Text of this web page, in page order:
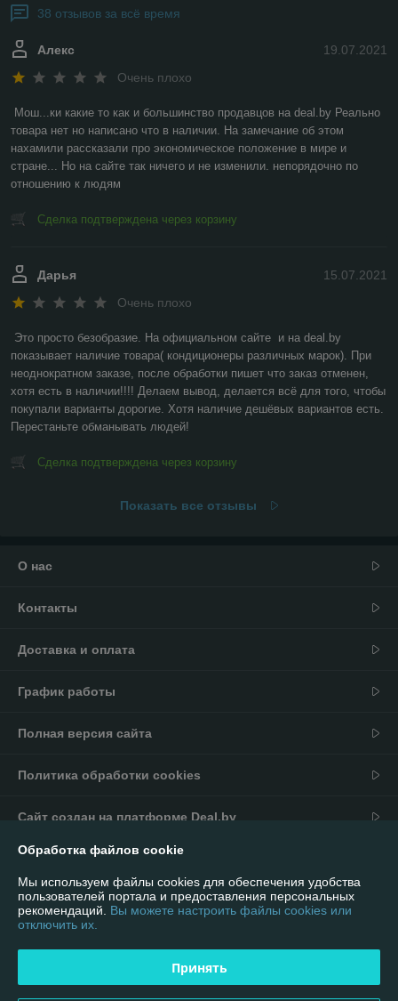
38 отзывов за всё время
19.07.2021
Алекс
Очень плохо
Мош...ки какие то как и большинство продавцов на deal.by Реально
товара нет но написано что в наличии. На замечание об этом
нахамили рассказали про экономическое положение в мире и
стране... Но на сайте так ничего и не изменили. непорядочно по
отношению к людям
Сделка подтверждена через корзину
15.07.2021
Дарья
Очень плохо
Это просто безобразие. На официальном сайте  и на deal.by
показывает наличие товара( кондиционеры различных марок). При
неоднократном заказе, после обработки пишет что заказ отменен,
хотя есть в наличии!!!! Делаем вывод, делается всё для того, чтобы
покупали варианты дорогие. Хотя наличие дешёвых вариантов есть.
Перестаньте обманывать людей!
Сделка подтверждена через корзину
Показать все отзывы
О нас
Контакты
Доставка и оплата
График работы
Полная версия сайта
Политика обработки cookies
Сайт создан на платформе Deal.by
Юридическое лицо:ИП Андриевский Павел Николаевич
г. Минск, ул. Мельникайте 16/92
Обработка файлов cookie
Мы используем файлы cookies для обеспечения удобства
пользователей портала и предоставления персональных
рекомендаций. Вы можете настроить файлы cookies или
отключить их.
Принять